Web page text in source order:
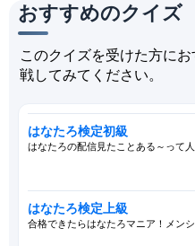
おすすめのクイズ
このクイズを受けた方に
戦してみてください。
はなたろ検定初級
はなたろの配信見たことある～って
はなたろ検定上級
合格できたらはなたろマニア！メン